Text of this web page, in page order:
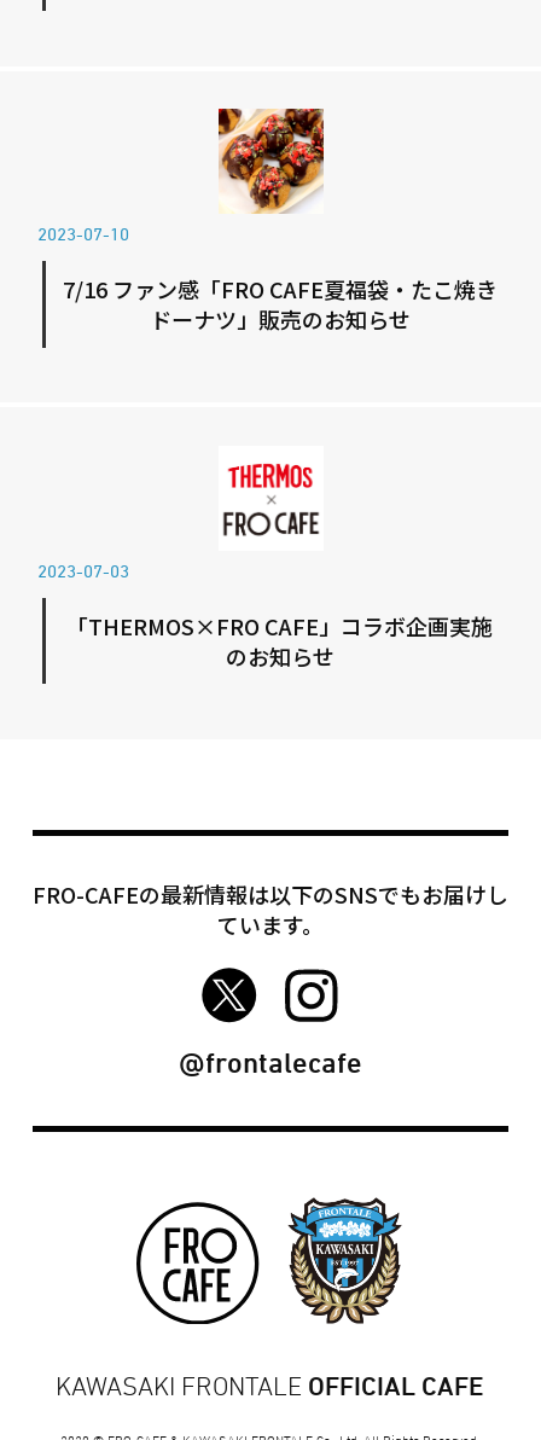
2023-07-10
7/16 ファン感「FRO CAFE夏福袋・たこ焼き
ドーナツ」販売のお知らせ
2023-07-03
「THERMOS×FRO CAFE」コラボ企画実施
のお知らせ
FRO-CAFEの最新情報は以下のSNSでもお届けし
ています。
FRO-CAFE Twitter
@frontalecafe
KAWASAKI FRONTALE OFFICIAL CAFE